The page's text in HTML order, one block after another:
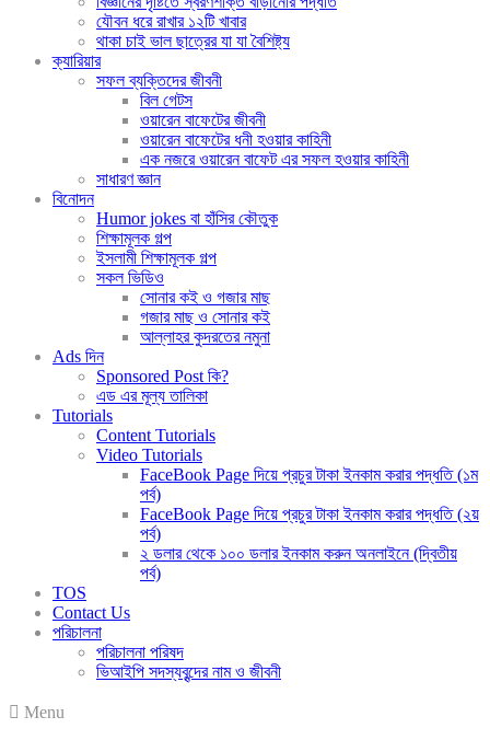
যৌবন ধরে রাখার ১২টি খাবার
থাকা চাই ভাল ছাত্রের যা যা বৈশিষ্ট্য
ক্যারিয়ার
সফল ব্যক্তিদের জীবনী
বিল গেটস
ওয়ারেন বাফেটের জীবনী
ওয়ারেন বাফেটের ধনী হওয়ার কাহিনী
এক নজরে ওয়ারেন বাফেট এর সফল হওয়ার কাহিনী
সাধারণ জ্ঞান
বিনোদন
Humor jokes বা হাঁসির কৌতুক
শিক্ষামূলক গল্প
ইসলামী শিক্ষামূলক গল্প
সকল ভিডিও
সোনার কই ও গজার মাছ
গজার মাছ ও সোনার কই
আল্লাহর কুদরতের নমুনা
Ads দিন
Sponsored Post কি?
এড এর মূল্য তালিকা
Tutorials
Content Tutorials
Video Tutorials
FaceBook Page দিয়ে প্রচুর টাকা ইনকাম করার পদ্ধতি (১ম
পর্ব)
FaceBook Page দিয়ে প্রচুর টাকা ইনকাম করার পদ্ধতি (২য়
পর্ব)
২ ডলার থেকে ১০০ ডলার ইনকাম করুন অনলাইনে (দ্বিতীয়
পর্ব)
TOS
Contact Us
পরিচালনা
পরিচালনা পরিষদ
ভিআইপি সদস্যবৃন্দের নাম ও জীবনী
Menu